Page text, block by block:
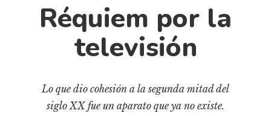
Historia
Historia material de los libros
Lagunas mentales
Libros usados
Literatura
Réquiem por la
televisión
Lo que dio cohesión a la segunda mitad del
siglo XX fue un aparato que ya no existe.